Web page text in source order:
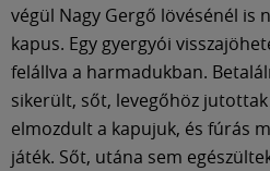
végül Nagy Gergő lövésénél is
kapus. Egy gyergyói
felállva a harmadukban.
sikerült, sőt, levegőhöz
elmozdult a kapujuk, és fúrás
játék. Sőt, utána sem